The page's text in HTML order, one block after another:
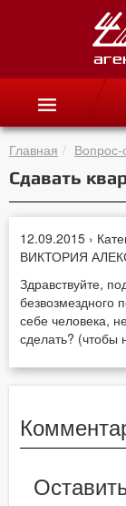
Главная Вопрос-
Сдавать
12.09.2015 ›
ВИКТОРИЯ
Здравствуйте,
безвозмездного
себе человека,
сделать? (чтобы